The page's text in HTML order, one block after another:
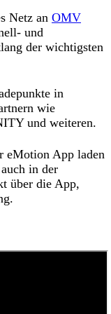
Netz an OMV
und
der wichtigsten
in
wie
und weiteren.
eMotion App laden
in der
über die App,